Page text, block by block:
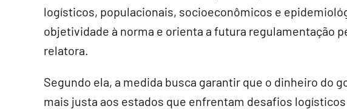
logísticos, populacionais, socioeconômicos e
objetividade à norma e orienta a futura regulamentação
relatora.
Segundo ela, a medida busca garantir que o dinheiro do
mais justa aos estados que enfrentam desafios